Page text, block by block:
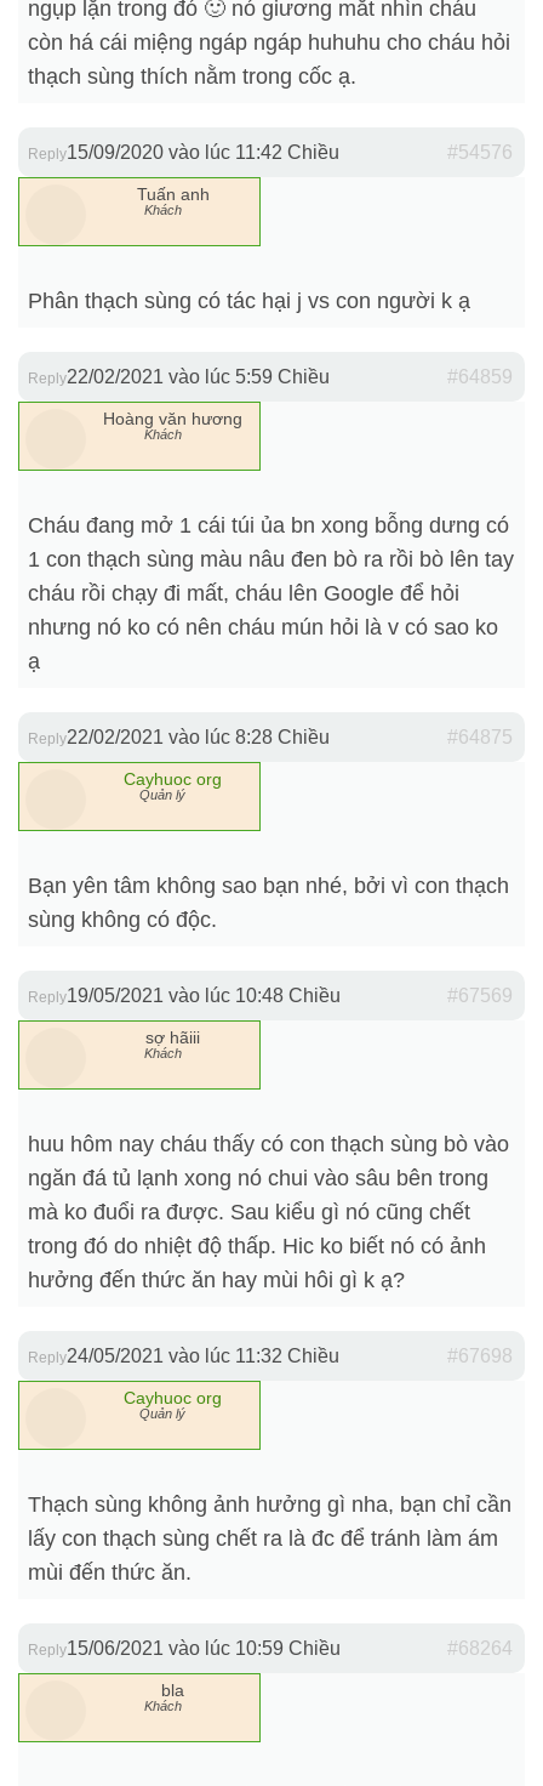
ngụp lặn trong đó 🙂 nó giương mắt nhìn cháu
còn há cái miệng ngáp ngáp huhuhu cho cháu hỏi
thạch sùng thích nằm trong cốc ạ.
15/09/2020 vào lúc 11:42 Chiều #54576
Reply
Tuấn anh
Khách
Phân thạch sùng có tác hại j vs con người k ạ
22/02/2021 vào lúc 5:59 Chiều #64859
Reply
Hoàng văn hương
Khách
Cháu đang mở 1 cái túi ủa bn xong bỗng dưng có
1 con thạch sùng màu nâu đen bò ra rồi bò lên tay
cháu rồi chạy đi mất, cháu lên Google để hỏi
nhưng nó ko có nên cháu mún hỏi là v có sao ko
ạ
22/02/2021 vào lúc 8:28 Chiều #64875
Reply
Cayhuoc org
Quản lý
Bạn yên tâm không sao bạn nhé, bởi vì con thạch
sùng không có độc.
19/05/2021 vào lúc 10:48 Chiều #67569
Reply
sợ hãiii
Khách
huu hôm nay cháu thấy có con thạch sùng bò vào
ngăn đá tủ lạnh xong nó chui vào sâu bên trong
mà ko đuổi ra được. Sau kiểu gì nó cũng chết
trong đó do nhiệt độ thấp. Hic ko biết nó có ảnh
hưởng đến thức ăn hay mùi hôi gì k ạ?
24/05/2021 vào lúc 11:32 Chiều #67698
Reply
Cayhuoc org
Quản lý
Thạch sùng không ảnh hưởng gì nha, bạn chỉ cần
lấy con thạch sùng chết ra là đc để tránh làm ám
mùi đến thức ăn.
15/06/2021 vào lúc 10:59 Chiều #68264
Reply
bla
Khách